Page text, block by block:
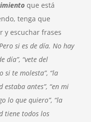
que está
tenga que
y escuchar frases
si es de día. No hay
día”, “vete del
si te molesta”, “la
estaba antes”, “en mi
lo que quiero”, “la
tiene todos los